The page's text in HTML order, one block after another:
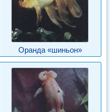
Оранда «шиньон»